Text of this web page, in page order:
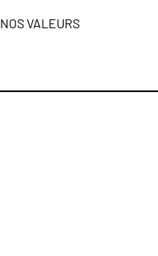
NOS VALEURS